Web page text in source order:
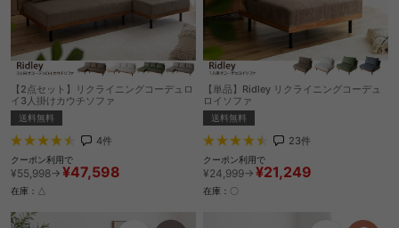
【2点セット】リクライニングコーデュロ
イ3人掛けカウチソファ
送料無料
4件
クーポン利用で
¥55,998→ ¥47,598
在庫：△
【単品】Ridley リクライニングコーデュ
ロイソファ
送料無料
23件
クーポン利用で
¥24,999→ ¥21,249
在庫：〇